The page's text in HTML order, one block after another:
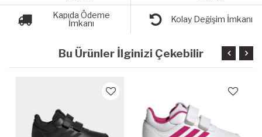
Kapıda Ödeme
İmkanı
Kolay Değişim İmkanı
Bu Ürünler İlginizi Çekebilir